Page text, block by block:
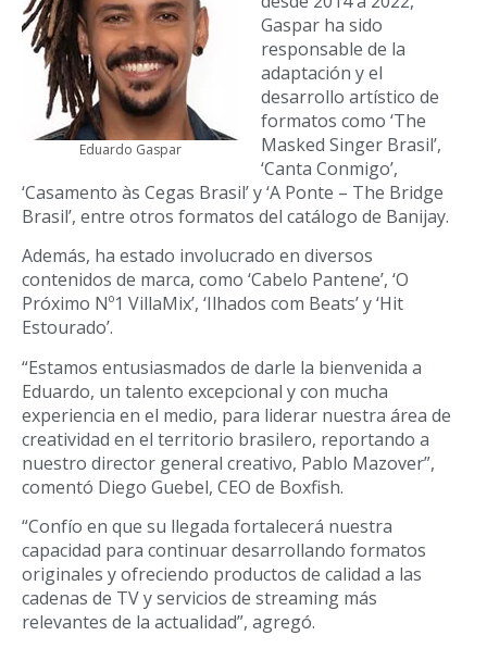
Eduardo Gaspar
Gaspar ha sido
responsable de la
adaptación y el
desarrollo artístico de
formatos como ‘The
Masked Singer Brasil’,
‘Canta Conmigo’,
‘Casamento às Cegas Brasil’ y ‘A Ponte – The Bridge
Brasil’, entre otros formatos del catálogo de Banijay.
Además, ha estado involucrado en diversos
contenidos de marca, como ‘Cabelo Pantene’, ‘O
Próximo Nº1 VillaMix’, ‘Ilhados com Beats’ y ‘Hit
Estourado’.
“Estamos entusiasmados de darle la bienvenida a
Eduardo, un talento excepcional y con mucha
experiencia en el medio, para liderar nuestra área de
creatividad en el territorio brasilero, reportando a
nuestro director general creativo, Pablo Mazover”,
comentó Diego Guebel, CEO de Boxfish.
“Confío en que su llegada fortalecerá nuestra
capacidad para continuar desarrollando formatos
originales y ofreciendo productos de calidad a las
cadenas de TV y servicios de streaming más
relevantes de la actualidad”, agregó.